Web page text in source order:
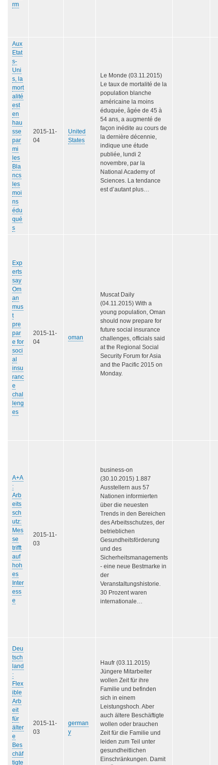
rm
Aux
Etat
s-
Uni
s, la
mort
alité
est
en
hau
sse
par
mi
les
Bla
ncs
les
moi
ns
édu
qué
s
2015-11-
04
United
States
Le Monde (03.11.2015)
Le taux de mortalité de la
population blanche
américaine la moins
éduquée, âgée de 45 à
54 ans, a augmenté de
façon inédite au cours de
la dernière décennie,
indique une étude
publiée, lundi 2
novembre, par la
National Academy of
Sciences. La tendance
est d’autant plus…
Exp
erts
say
Om
an
mus
t
pre
par
e for
soci
al
insu
ranc
e
chal
leng
es
2015-11-
04
oman
Muscat Daily
(04.11.2015) With a
young population, Oman
should now prepare for
future social insurance
challenges, officials said
at the Regional Social
Security Forum for Asia
and the Pacific 2015 on
Monday.
A+A
:
Arb
eits
sch
utz:
Mes
se
trifft
auf
hoh
es
Inter
ess
e
2015-11-
03
business-on
(30.10.2015) 1.887
Ausstellern aus 57
Nationen informierten
über die neuesten
Trends in den Bereichen
des Arbeitsschutzes, der
betrieblichen
Gesundheitsförderung
und des
Sicherheitsmanagements
- eine neue Bestmarke in
der
Veranstaltungshistorie.
30 Prozent waren
internationale…
Deu
tsch
land
:
Flex
ible
Arb
eit
für
älter
e
Bes
chäf
tigte
2015-11-
03
german
y
Haufr (03.11.2015)
Jüngere Mitarbeiter
wollen Zeit für ihre
Familie und befinden
sich in einem
Leistungshoch. Aber
auch ältere Beschäftigte
wollen oder brauchen
Zeit für die Familie und
leiden zum Teil unter
gesundheitlichen
Einschränkungen. Damit